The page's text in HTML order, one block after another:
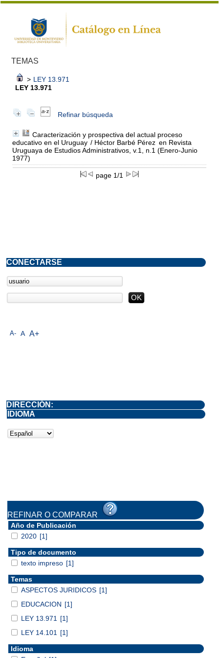
TEMAS
> LEY 13.971
LEY 13.971
Refinar búsqueda
Caracterización y prospectiva del actual proceso
educativo en el Uruguay / Héctor Barbé Pérez en Revista
Uruguaya de Estudios Administrativos, v.1, n.1 (Enero-Junio
1977)
page 1/1
A- A A+
CONECTARSE
DIRECCIÓN:
IDIOMA
REFINAR O COMPARAR
Año de Publicación
2020 [1]
Tipo de documento
texto impreso [1]
Temas
ASPECTOS JURIDICOS [1]
EDUCACION [1]
LEY 13.971
[1]
LEY 14.101
[1]
Idioma